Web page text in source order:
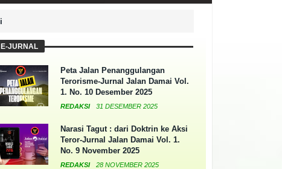
E-JURNAL
Peta Jalan Penanggulangan
Terorisme-Jurnal Jalan Damai Vol.
1. No. 10 Desember 2025
REDAKSI 31 DESEMBER 2025
Narasi Tagut : dari Doktrin ke Aksi
Teror-Jurnal Jalan Damai Vol. 1.
No. 9 November 2025
REDAKSI 28 NOVEMBER 2025